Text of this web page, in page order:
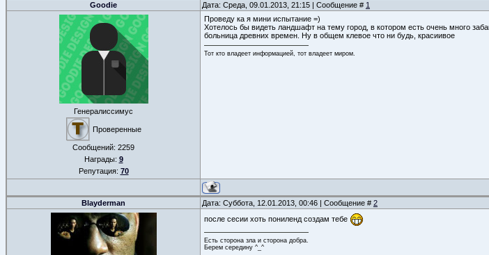
Goodie Дата: Среда, 09.01.2013, 21:15 | Сообщение # 1
Генералиссимус
Проверенные
Сообщений: 2259
Награды: 9
Репутация: 70
Проведу ка я мини испытание =)
Хотелось бы видеть ландшафт на тему город, в котором есть очень много
больница древних времен. Ну в общем клевое что ни будь, красиивое
Тот кто владеет информацией, тот владеет миром.
Blayderman Дата: Суббота, 12.01.2013, 00:46 | Сообщение # 2
после сесии хоть пониленд создам тебе
Есть сторона зла и сторона добра.
Берем середину ^_^